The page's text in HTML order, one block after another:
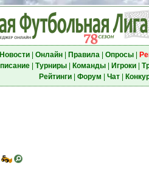
Новости| Онлайн| Правила| Опросы|
| Турниры| Команды| Игроки|
Рейтинги| Форум Чат|